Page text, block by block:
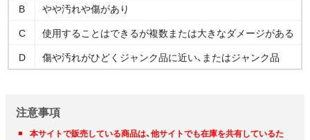
B
やや汚れや傷があり
C
使用することはできるが複数または大きなダメージがある
D
傷や汚れがひどくジャンク品に近い、またはジャンク品
注意事項
本サイトで販売している商品は、他サイトでも在庫を共有しているた